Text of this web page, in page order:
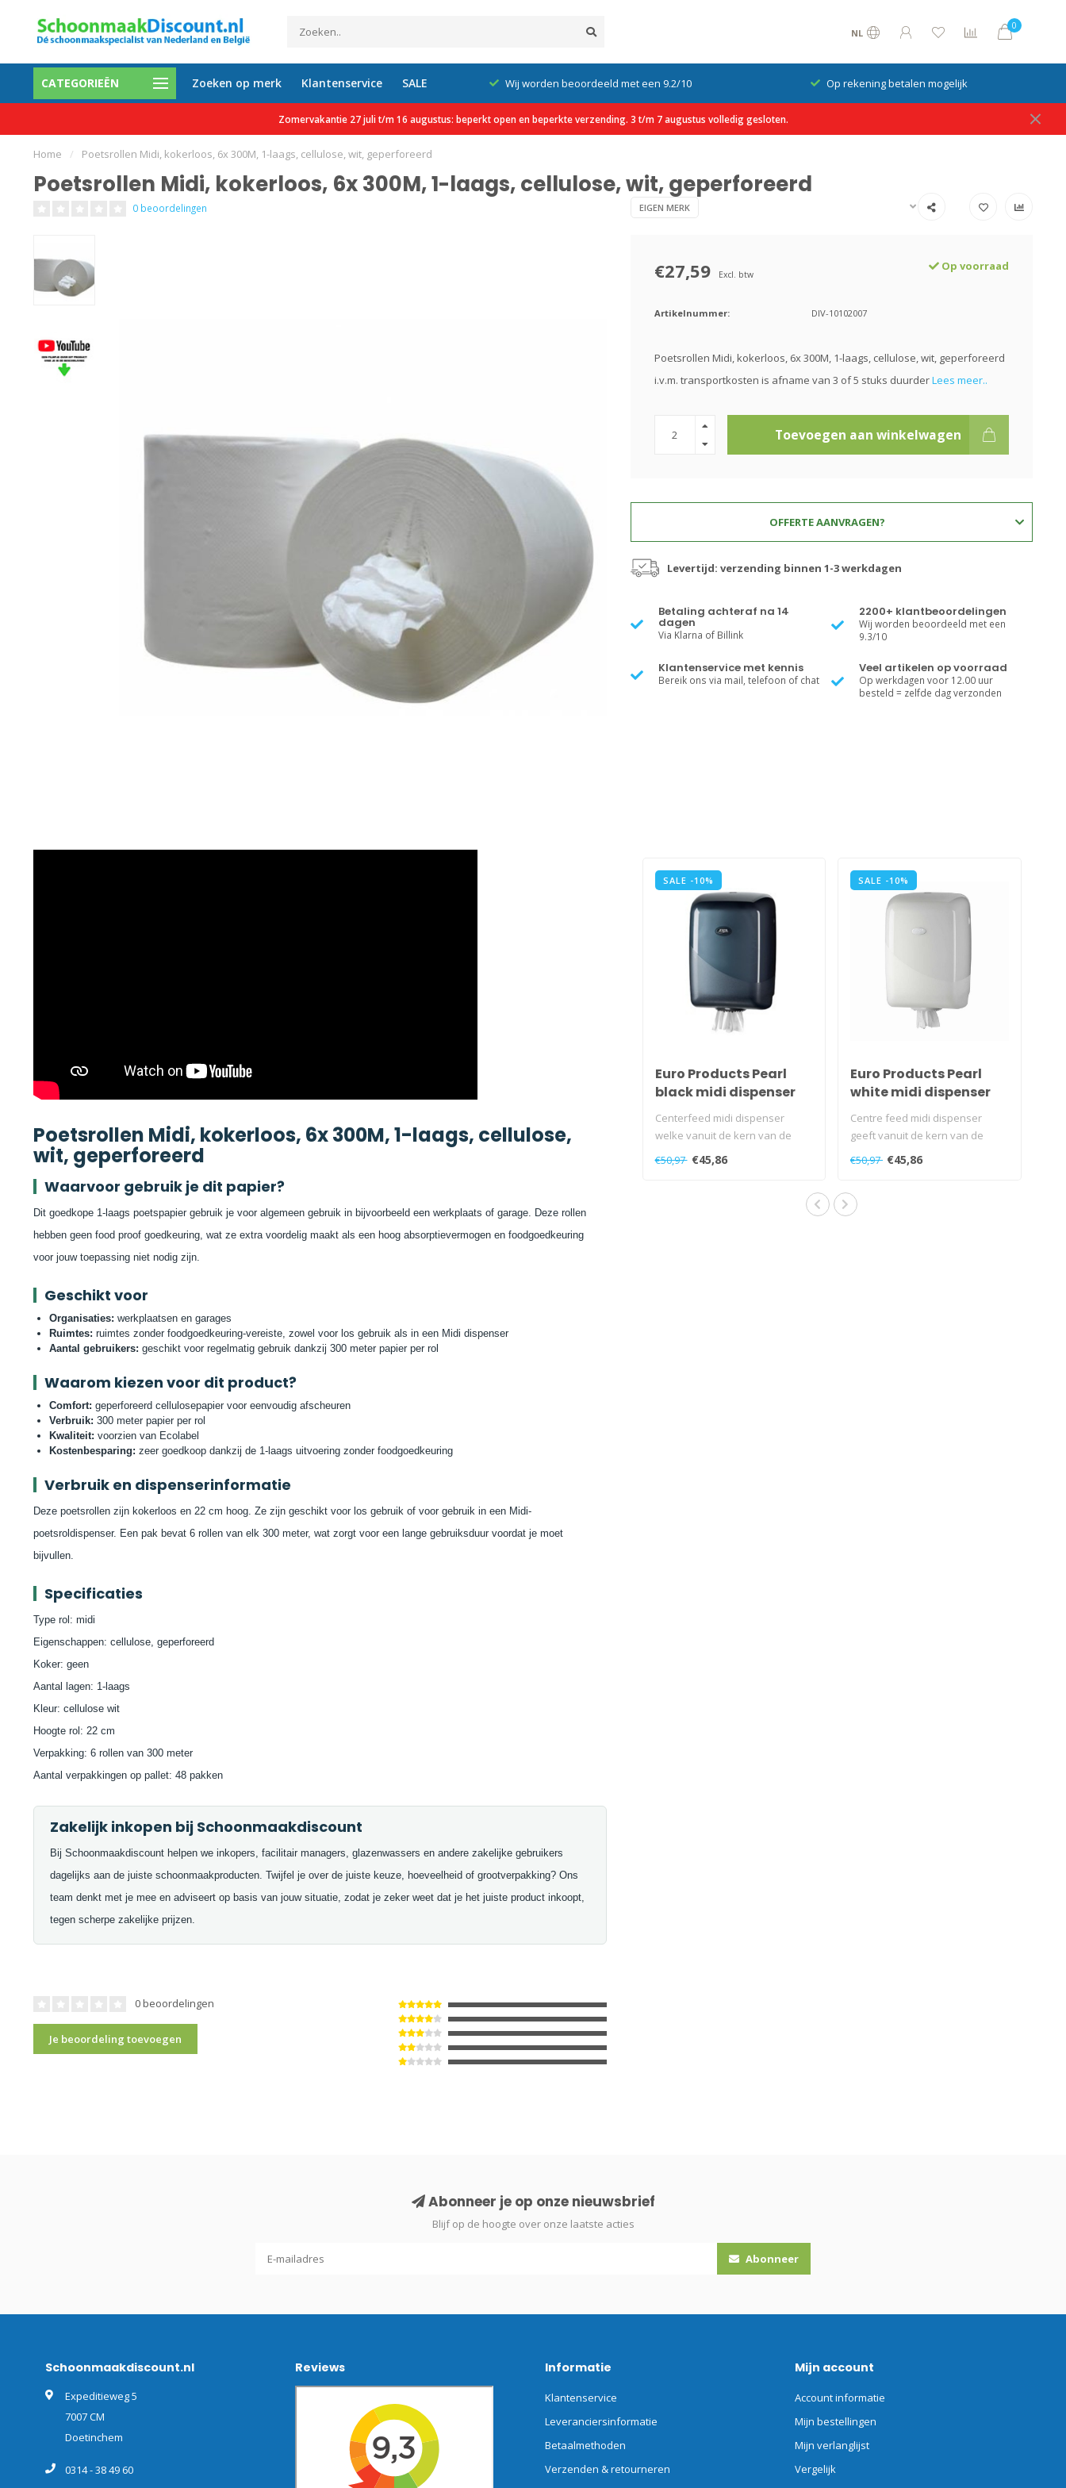
NL
0
CATEGORIEËN Zoeken op merk Klantenservice SALE
tevreden klanten Gratis verzending vanaf €150 excl. btw Wij worden beoordeeld met een 9.2/10 Op rekening betalen mogelijk
Zomervakantie 27 juli t/m 16 augustus: beperkt open en beperkte verzending. 3 t/m 7 augustus volledig gesloten.
Home / Poetsrollen Midi, kokerloos, 6x 300M, 1-laags, cellulose, wit, geperforeerd
Poetsrollen Midi, kokerloos, 6x 300M, 1-laags, cellulose, wit, geperforeerd
0 beoordelingen EIGEN MERK
€27,59 Excl. btw
Op voorraad
Artikelnummer: DIV-10102007
Poetsrollen Midi, kokerloos, 6x 300M, 1-laags, cellulose, wit, geperforeerd
i.v.m. transportkosten is afname van 3 of 5 stuks duurderLees meer..
Toevoegen aan winkelwagen
OFFERTE AANVRAGEN?
Levertijd: verzending binnen 1-3 werkdagen
Betaling achteraf na 14
dagen
Via Klarna of Billink
2200+ klantbeoordelingen
Wij worden beoordeeld met een
9.3/10
Klantenservice met kennis
Bereik ons via mail, telefoon of chat
Veel artikelen op voorraad
Op werkdagen voor 12.00 uur
besteld = zelfde dag verzonden
Poetsrollen Midi, kokerloos, 6x 300M, 1-laags, cellulose,
wit, geperforeerd
Waarvoor gebruik je dit papier?
Dit goedkope 1-laags poetspapier gebruik je voor algemeen gebruik in bijvoorbeeld een werkplaats of garage. Deze rollen
hebben geen food proof goedkeuring, wat ze extra voordelig maakt als een hoog absorptievermogen en foodgoedkeuring
voor jouw toepassing niet nodig zijn.
Geschikt voor
Organisaties: werkplaatsen en garages
Ruimtes: ruimtes zonder foodgoedkeuring-vereiste, zowel voor los gebruik als in een Midi dispenser
Aantal gebruikers: geschikt voor regelmatig gebruik dankzij 300 meter papier per rol
Waarom kiezen voor dit product?
Comfort: geperforeerd cellulosepapier voor eenvoudig afscheuren
Verbruik: 300 meter papier per rol
Kwaliteit: voorzien van Ecolabel
Kostenbesparing: zeer goedkoop dankzij de 1-laags uitvoering zonder foodgoedkeuring
Verbruik en dispenserinformatie
Deze poetsrollen zijn kokerloos en 22 cm hoog. Ze zijn geschikt voor los gebruik of voor gebruik in een Midi-
poetsroldispenser. Een pak bevat 6 rollen van elk 300 meter, wat zorgt voor een lange gebruiksduur voordat je moet
bijvullen.
Specificaties
Type rol: midi
Eigenschappen: cellulose, geperforeerd
Koker: geen
Aantal lagen: 1-laags
Kleur: cellulose wit
Hoogte rol: 22 cm
Verpakking: 6 rollen van 300 meter
Aantal verpakkingen op pallet: 48 pakken
Zakelijk inkopen bij Schoonmaakdiscount
Bij Schoonmaakdiscount helpen we inkopers, facilitair managers, glazenwassers en andere zakelijke gebruikers
dagelijks aan de juiste schoonmaakproducten. Twijfel je over de juiste keuze, hoeveelheid of grootverpakking? Ons
team denkt met je mee en adviseert op basis van jouw situatie, zodat je zeker weet dat je het juiste product inkoopt,
tegen scherpe zakelijke prijzen.
0 beoordelingen
Je beoordeling toevoegen
SALE -10%
Euro Products Pearl
black midi dispenser
Centerfeed midi dispenser
welke vanuit de kern van de
dispenser u meters lang pa..
€50,97 €45,86
SALE -10%
Euro Products Pearl
white midi dispenser
Centre feed midi dispenser
geeft vanuit de kern van de
dispenser meterslang papi..
€50,97 €45,86
Abonneer je op onze nieuwsbrief
Blijf op de hoogte over onze laatste acties
Abonneer
Schoonmaakdiscount.nl
Expeditieweg 5
7007 CM
Doetinchem
0314 - 38 49 60
Reviews Informatie
Klantenservice
Leveranciersinformatie
Betaalmethoden
Verzenden & retourneren
Mijn account
Account informatie
Mijn bestellingen
Mijn verlanglijst
Vergelijk